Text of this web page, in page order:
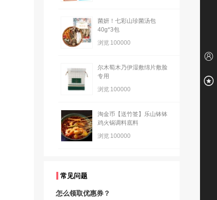
菌妍！七彩山珍菌汤包
40g*3包
浏览 100000
尔木萄木乃伊湿敷绵片敷脸
专用
浏览 100000
淘金币【送竹签】乐山钵钵
鸡火锅调料底料
浏览 100000
常见问题
怎么领取优惠券？